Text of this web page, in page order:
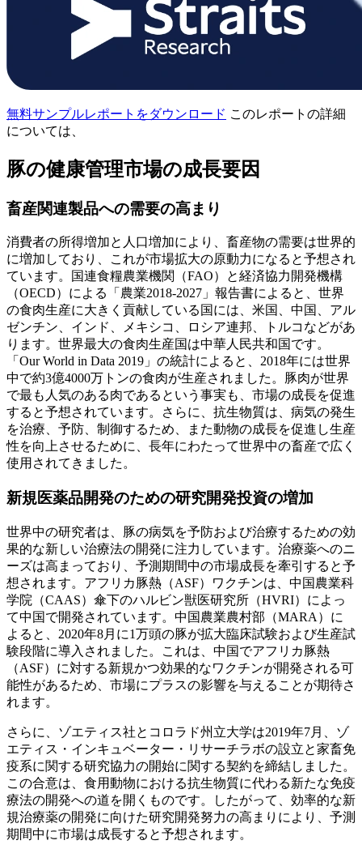
無料サンプルレポートをダウンロード このレポートの詳細
については、
豚の健康管理市場の成長要因
畜産関連製品への需要の高まり
消費者の所得増加と人口増加により、畜産物の需要は世界的
に増加しており、これが市場拡大の原動力になると予想され
ています。国連食糧農業機関（FAO）と経済協力開発機構
（OECD）による「農業2018-2027」報告書によると、世界
の食肉生産に大きく貢献している国には、米国、中国、アル
ゼンチン、インド、メキシコ、ロシア連邦、トルコなどがあ
ります。世界最大の食肉生産国は中華人民共和国です。
「Our World in Data 2019」の統計によると、2018年には世界
中で約3億4000万トンの食肉が生産されました。豚肉が世界
で最も人気のある肉であるという事実も、市場の成長を促進
すると予想されています。さらに、抗生物質は、病気の発生
を治療、予防、制御するため、また動物の成長を促進し生産
性を向上させるために、長年にわたって世界中の畜産で広く
使用されてきました。
新規医薬品開発のための研究開発投資の増加
世界中の研究者は、豚の病気を予防および治療するための効
果的な新しい治療法の開発に注力しています。治療薬へのニ
ーズは高まっており、予測期間中の市場成長を牽引すると予
想されます。アフリカ豚熱（ASF）ワクチンは、中国農業科
学院（CAAS）傘下のハルビン獣医研究所（HVRI）によっ
て中国で開発されています。中国農業農村部（MARA）に
よると、2020年8月に1万頭の豚が拡大臨床試験および生産試
験段階に導入されました。これは、中国でアフリカ豚熱
（ASF）に対する新規かつ効果的なワクチンが開発される可
能性があるため、市場にプラスの影響を与えることが期待さ
れます。
さらに、ゾエティス社とコロラド州立大学は2019年7月、ゾ
エティス・インキュベーター・リサーチラボの設立と家畜免
疫系に関する研究協力の開始に関する契約を締結しました。
この合意は、食用動物における抗生物質に代わる新たな免疫
療法の開発への道を開くものです。したがって、効率的な新
規治療薬の開発に向けた研究開発努力の高まりにより、予測
期間中に市場は成長すると予想されます。